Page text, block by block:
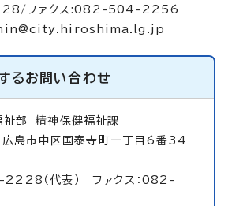
ファクス:082-504-2256
るお問い合わせ
祉部精神保健福祉課
市中区国泰寺町一丁目6番34
（代表） ファクス：082-